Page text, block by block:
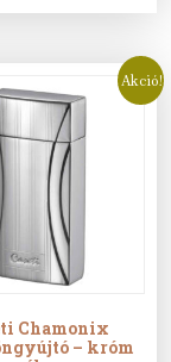
Akció!
Chamonix
– króm